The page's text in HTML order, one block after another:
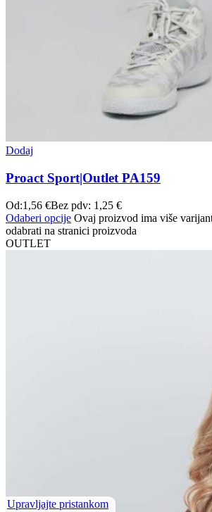
Dodaj
Proact Sport|Outlet PA159
Od:1,56 €Bez pdv: 1,25 €
Odaberi opcije Ovaj proizvod ima više
odabrati na stranici proizvoda
OUTLET
Upravljajte pristankom